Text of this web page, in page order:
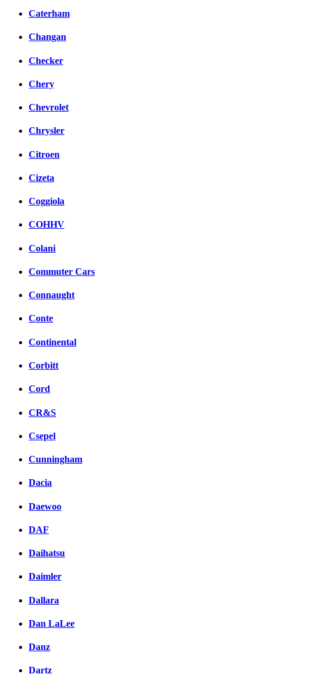
Caterham
Changan
Checker
Chery
Chevrolet
Chrysler
Citroen
Cizeta
Coggiola
COHHV
Colani
Commuter Cars
Connaught
Conte
Continental
Corbitt
Cord
CR&S
Csepel
Cunningham
Dacia
Daewoo
DAF
Daihatsu
Daimler
Dallara
Dan LaLee
Danz
Dartz